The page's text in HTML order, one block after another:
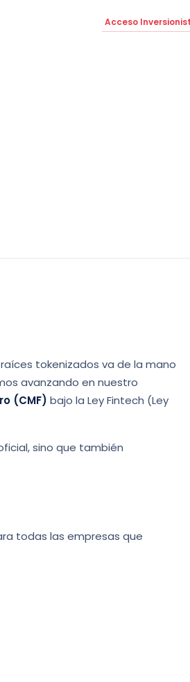
Acceso
tokenizados va de la mano
avanzando en nuestro
(CMF) bajo la Ley Fintech (Ley
sino que también
todas las empresas que